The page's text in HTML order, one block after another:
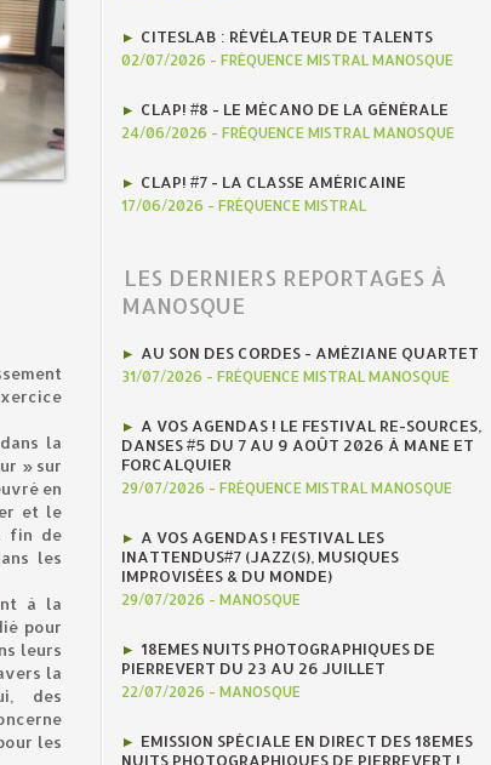
la
» sur
en
et le
fin de
les
à la
pour
leurs
la
des
les
CITESLAB : RÉVÉLATEUR DE TALENTS
02/07/2026 - FRÉQUENCE MISTRAL MANOSQUE
CLAP! #8 - LE MÉCANO DE LA GÉNÉRALE
24/06/2026 - FRÉQUENCE MISTRAL MANOSQUE
CLAP! #7 - LA CLASSE AMÉRICAINE
17/06/2026 - FRÉQUENCE MISTRAL
LES DERNIERS REPORTAGES À
MANOSQUE
AU SON DES CORDES - AMÉZIANE QUARTET
31/07/2026 - FRÉQUENCE MISTRAL MANOSQUE
A VOS AGENDAS ! LE FESTIVAL RE-SOURCES,
DANSES #5 DU 7 AU 9 AOÛT 2026 À MANE ET
FORCALQUIER
29/07/2026 - FRÉQUENCE MISTRAL MANOSQUE
A VOS AGENDAS ! FESTIVAL LES
INATTENDUS#7 (JAZZ(S), MUSIQUES
IMPROVISÉES & DU MONDE)
29/07/2026 - MANOSQUE
18EMES NUITS PHOTOGRAPHIQUES DE
PIERREVERT DU 23 AU 26 JUILLET
22/07/2026 - MANOSQUE
EMISSION SPÉCIALE EN DIRECT DES 18EMES
NUITS PHOTOGRAPHIQUES DE PIERREVERT !